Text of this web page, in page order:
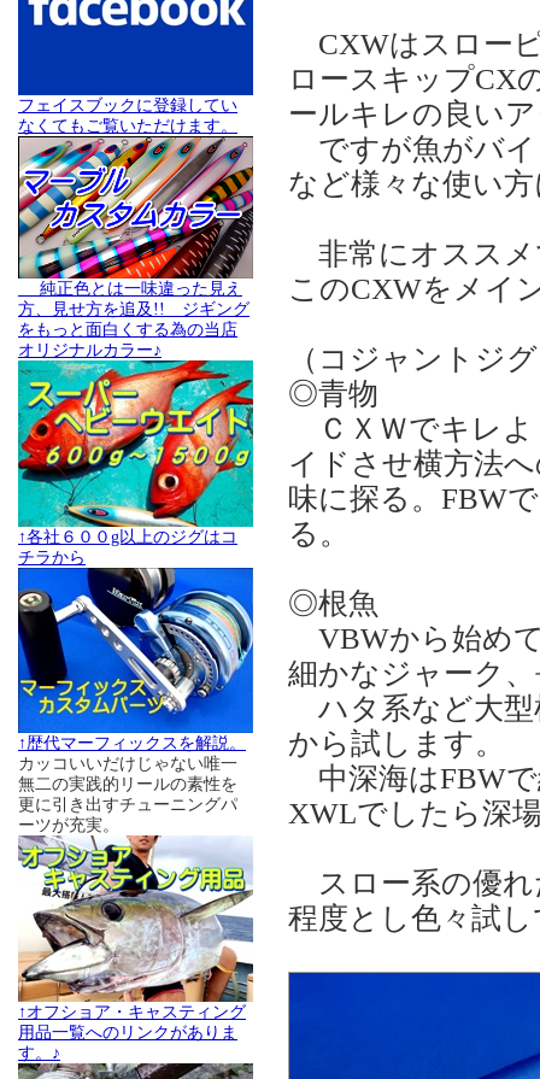
フェイスブックに登録してい
なくてもご覧いただけます。
純正色とは一味違った見え
方、見せ方を追及!! ジギング
をもっと面白くする為の当店
オリジナルカラー♪
↑各社６００g以上のジグはコ
チラから
↑歴代マーフィックスを解説。
カッコいいだけじゃない唯一
無二の実践的リールの素性を
更に引き出すチューニングパ
ーツが充実。
↑オフショア・キャスティング
用品一覧へのリンクがありま
す。♪
CXWはスロー
ロースキップCX
ールキレの良い
ですが魚がバイ
など様々な使い
非常にオススメ
このCXWをメイ
（コジャント
◎青物
ＣＸＷでキレよ
イドさせ横方法
味に探る。FBW
る。
◎根魚
VBWから始め
細かなジャーク
ハタ系など大型
から試します。
中深海はFBW
XWLでしたら深
スロー系の優れ
程度とし色々試